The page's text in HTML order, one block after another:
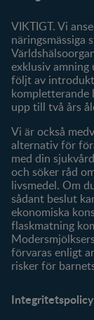
Om oss
Produkter
Våra varumärken
VIKTIGT. Vi
exklusiv amning
följt av
kompletterande
upp till två års
Vi är också
alternativ för
med din
och söker råd
livsmedel. Om
sådant beslut
ekonomiska
flaskmatning
förvaras enligt
risker för
Integritetspolicy